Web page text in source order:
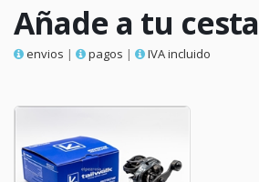
Añade a tu cesta
envios | pagos | IVA incluido